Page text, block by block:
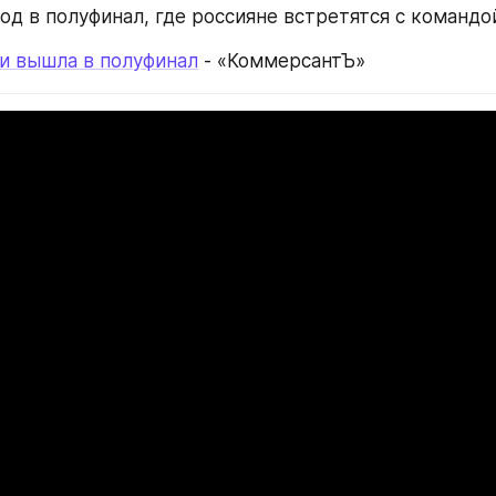
в полуфинал, где россияне встретятся с
вышла в полуфинал - «КоммерсантЪ»